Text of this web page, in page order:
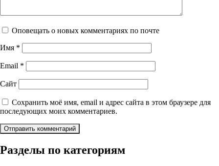
Оповещать о новых комментариях по почте
Имя *
Email *
Сайт
Сохранить моё имя, email и адрес сайта в этом браузере для
последующих моих комментариев.
Разделы по категориям